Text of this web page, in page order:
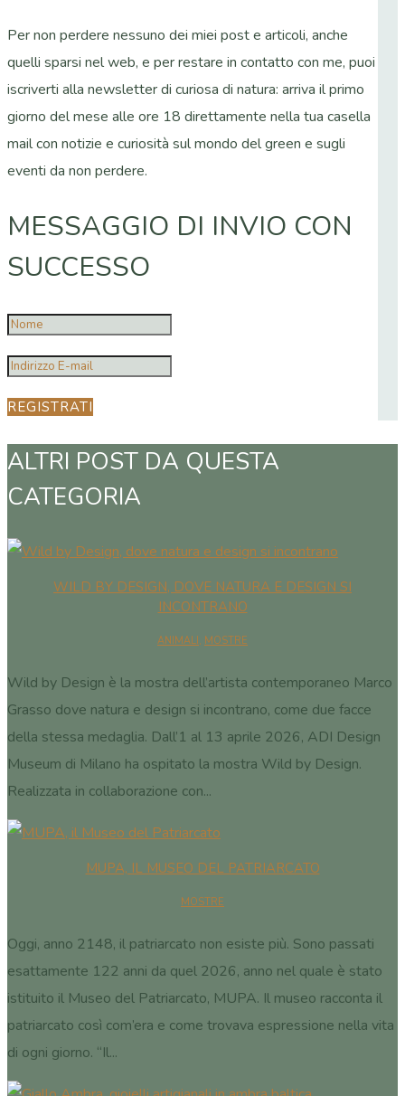
Per non perdere nessuno dei miei post e articoli, anche
quelli sparsi nel web, e per restare in contatto con me, puoi
iscriverti alla newsletter di curiosa di natura: arriva il primo
giorno del mese alle ore 18 direttamente nella tua casella
mail con notizie e curiosità sul mondo del green e sugli
eventi da non perdere.
MESSAGGIO DI INVIO CON
SUCCESSO
REGISTRATI
ALTRI POST DA QUESTA
CATEGORIA
WILD BY DESIGN, DOVE NATURA E DESIGN SI
INCONTRANO
ANIMALI, MOSTRE
Wild by Design è la mostra dell’artista contemporaneo Marco
Grasso dove natura e design si incontrano, come due facce
della stessa medaglia. Dall’1 al 13 aprile 2026, ADI Design
Museum di Milano ha ospitato la mostra Wild by Design.
Realizzata in collaborazione con...
MUPA, IL MUSEO DEL PATRIARCATO
MOSTRE
Oggi, anno 2148, il patriarcato non esiste più. Sono passati
esattamente 122 anni da quel 2026, anno nel quale è stato
istituito il Museo del Patriarcato, MUPA. Il museo racconta il
patriarcato così com’era e come trovava espressione nella vita
di ogni giorno. “Il...